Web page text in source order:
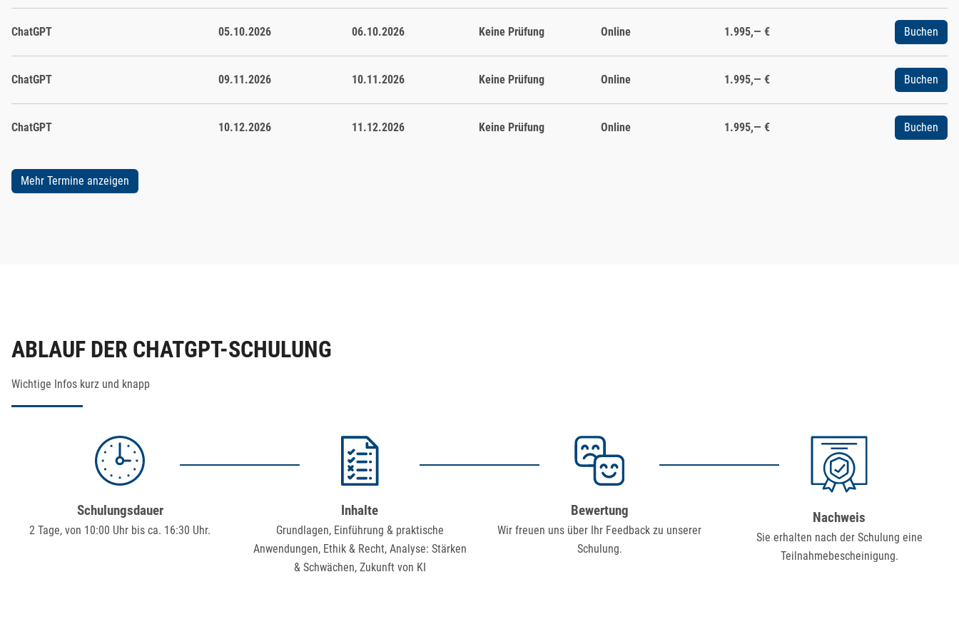
* Die genannten Zeiten sind nicht bindend und können ggf. abweichen.
ChatGPT 05.10.2026 06.10.2026 Keine Prüfung Online 1.995,— € Buchen
ChatGPT 09.11.2026 10.11.2026 Keine Prüfung Online 1.995,— € Buchen
ChatGPT 10.12.2026 11.12.2026 Keine Prüfung Online 1.995,— € Buchen
Mehr Termine anzeigen
ABLAUF DER CHATGPT-SCHULUNG
Wichtige Infos kurz und knapp
Schulungsdauer
2 Tage, von 10:00 Uhr bis ca. 16:30 Uhr.
Inhalte
Grundlagen, Einführung & praktische
Anwendungen, Ethik & Recht, Analyse: Stärken
& Schwächen, Zukunft von KI
Bewertung
Wir freuen uns über Ihr Feedback zu unserer
Schulung.
Nachweis
Sie erhalten nach der Schulung eine
Teilnahmebescheinigung.